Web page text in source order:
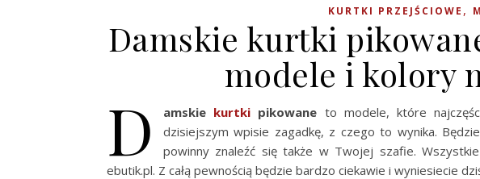
KURTKI PRZEJŚCIOWE ,
Damskie kurtki
modele i kolory
D amskie kurtki pikowane to modele, które
dzisiejszym wpisie zagadkę, z czego to wynika.
powinny znaleźć się także w Twojej szafie.
ebutik.pl. Z całą pewnością będzie bardzo ciekawie i wyniesiecie